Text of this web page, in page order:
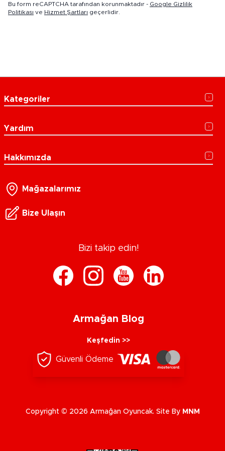
Bu form reCAPTCHA tarafından korunmaktadır - Google Gizlilik
Politikası ve Hizmet Şartları geçerlidir.
Kategoriler
Yardım
Hakkımızda
Mağazalarımız
Bize Ulaşın
Bizi takip edin!
Armağan Blog
Keşfedin >>
Güvenli Ödeme
Copyright © 2026 Armağan Oyuncak. Site By MNM